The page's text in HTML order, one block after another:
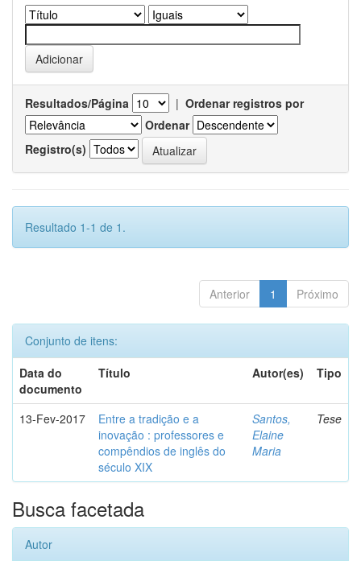
Resultados/Página | Ordenar registros por
Ordenar
Registro(s)
Resultado 1-1 de 1.
Anterior 1 Próximo
Conjunto de itens:
Data do
documento
Título Autor(es) Tipo
13-Fev-2017
Entre a tradição e a
inovação : professores e
compêndios de inglês do
século XIX
Santos,
Elaine
Maria
Tese
Busca facetada
Autor